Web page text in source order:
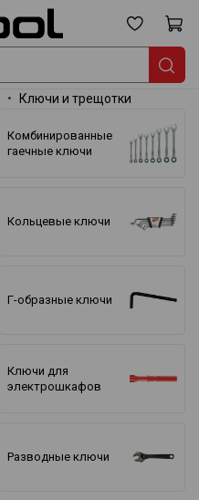
Ключи и трещотки
Комбинированные
гаечные ключи
Кольцевые ключи
Г-образные ключи
Ключи для
электрошкафов
Разводные ключи